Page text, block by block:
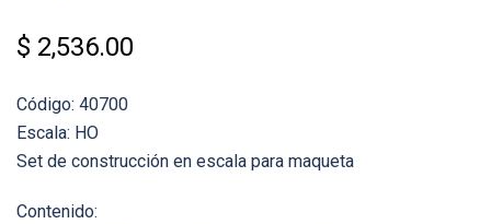
$ 2,536.00
Código: 40700
Escala: HO
Set de construcción en escala para maqueta
Contenido: